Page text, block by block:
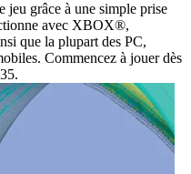
jeu grâce à une simple prise
avec XBOX®,
que la plupart des PC,
Commencez à jouer dès